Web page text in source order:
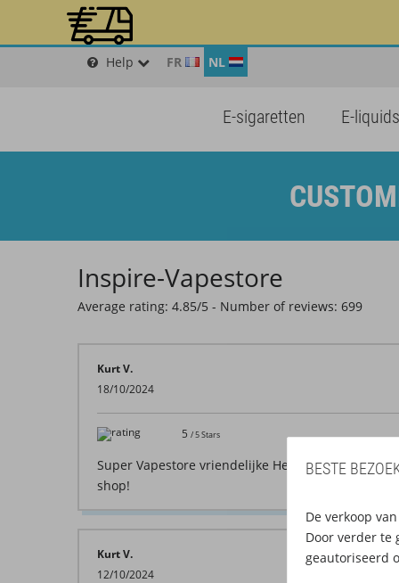
Help
FR NL
E-sigaretten E-liquids
Inspire-Vapestore
Average rating: 4.85/5 - Number of reviews: 699
Kurt V.
18/10/2024
5 /5Stars
Super Vapestore vriendelijke HelpDesk zéér
shop!
Kurt V.
12/10/2024
BESTE
De verkoop
Door verder te
geautoriseerd